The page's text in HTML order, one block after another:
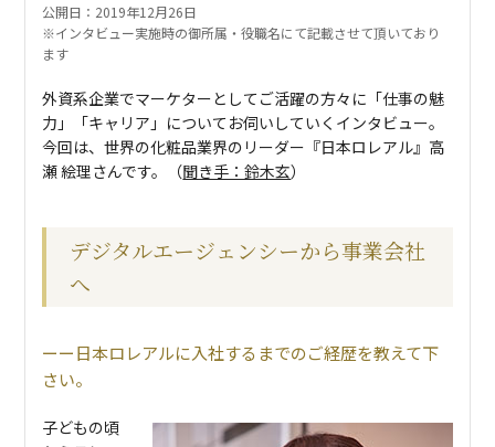
公開日：2019年12月26日
※インタビュー実施時の御所属・役職名にて記載させて頂いており
ます
外資系企業でマーケターとしてご活躍の方々に「仕事の魅
力」「キャリア」についてお伺いしていくインタビュー。
今回は、世界の化粧品業界のリーダー『日本ロレアル』高
瀬 絵理さんです。（聞き手：鈴木玄）
デジタルエージェンシーから事業会社
へ
日本ロレアルに入社するまでのご経歴を教えて下
さい。
子どもの頃